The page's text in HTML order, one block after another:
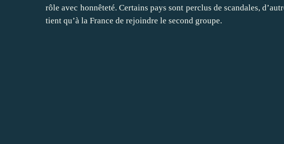
rôle avec honnêteté. Certains pays sont perclus de scandales,
tient qu’à la France de rejoindre le second groupe.